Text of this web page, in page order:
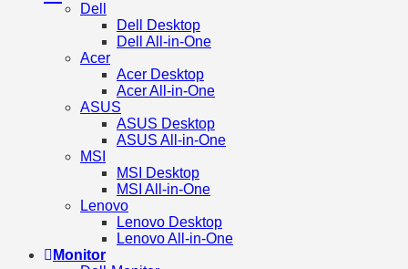
Dell
Dell Desktop
Dell All-in-One
Acer
Acer Desktop
Acer All-in-One
ASUS
ASUS Desktop
ASUS All-in-One
MSI
MSI Desktop
MSI All-in-One
Lenovo
Lenovo Desktop
Lenovo All-in-One
Monitor